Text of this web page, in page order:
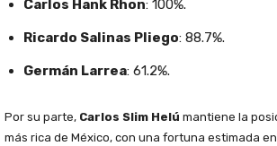
Carlos Hank Rhon: 100%.
Ricardo Salinas Pliego: 88.7%.
Germán Larrea: 61.2%.
Por su parte, Carlos Slim Helú mantiene la
más rica de México, con una fortuna estimada